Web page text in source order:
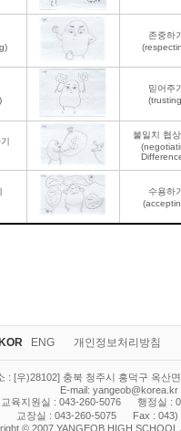
존중하
믿어주
불일치 협
수용하
KOR ENG 개인정보처리방침
: [우)28102] 충북 청주시 흥덕구 옥산
E-mail: yangeob@korea.kr
교육지원실 : 043-260-5076
행정실 :
교장실 : 043-260-5075
Fax : 043)
© 2007 YANGEOB HIGH SCHOOL